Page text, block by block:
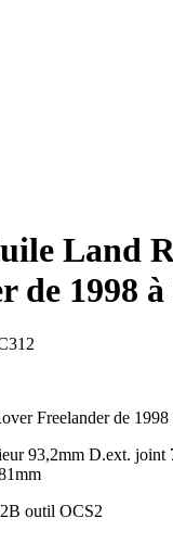
Land
de 1998 à
Freelander de 1998
93,2mm D.ext.
outil OCS2